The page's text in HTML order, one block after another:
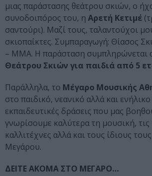
μιας παράστασης θεάτρου σκιών, ο
συνοδοιπόρος του, η Αρετή Κετιμέ
σαντούρι). Μαζί τους, ταλαντούχοι
σκιοπαίκτες. Συμπαραγωγή: Θίασος
– ΜΜΑ. Η παράσταση συμπληρώνεται
Θεάτρου Σκιών για παιδιά από 5
Παράλληλα, το Μέγαρο Μουσικής
στο παιδικό, νεανικό αλλά και
εκπαιδευτικές δράσεις που μας
γνωρίσουμε καλύτερα τη μουσική, τις
καλλιτέχνες αλλά και τους ίδιους
Μεγάρου.
ΔΕΙΤΕ ΑΚΟΜΑ ΣΤΟ ΜΕΓΑΡΟ…